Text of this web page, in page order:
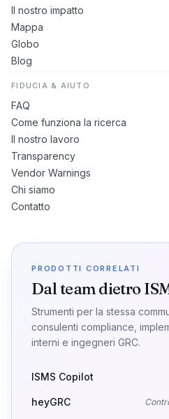
Il nostro impatto
Mappa
Globo
Blog
FIDUCIA & AIUTO
FAQ
Come funziona la ricerca
Il nostro lavoro
Transparency
Vendor Warnings
Chi siamo
Contatto
PRODOTTI CORRELATI
Dal team dietro
Strumenti per la stessa
consulenti compliance,
interni e ingegneri GRC.
ISMS Copilot
heyGRC